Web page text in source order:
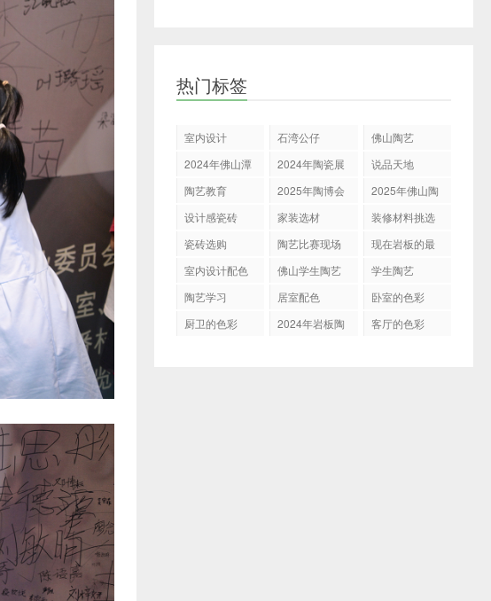
热门标签
室内设计 石湾公仔
佛山陶艺
2024年佛山潭
2024年陶瓷展
说品天地
陶艺教育
2025年陶博会
2025年佛山陶
设计感瓷砖 家装选材
装修材料挑选
瓷砖选购
陶艺比赛现场
现在岩板的最
室内设计配色
佛山学生陶艺
学生陶艺
陶艺学习
居室配色
卧室的色彩
厨卫的色彩
2024年岩板陶
客厅的色彩